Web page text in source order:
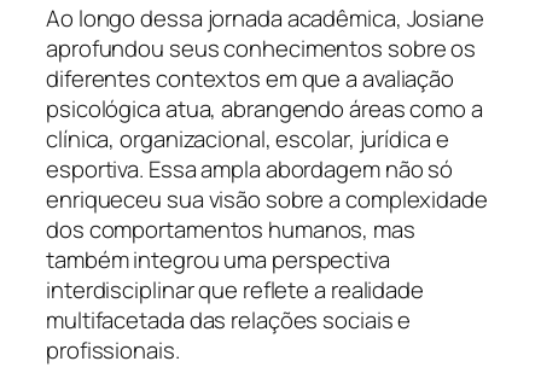
Ao longo dessa jornada acadêmica, Josiane
aprofundou seus conhecimentos sobre os
diferentes contextos em que a avaliação
psicológica atua, abrangendo áreas como a
clínica, organizacional, escolar, jurídica e
esportiva. Essa ampla abordagem não só
enriqueceu sua visão sobre a complexidade
dos comportamentos humanos, mas
também integrou uma perspectiva
interdisciplinar que reflete a realidade
multifacetada das relações sociais e
profissionais.